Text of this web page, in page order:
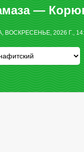
—
ВОСКРЕСЕНЬЕ, 2026 Г.,